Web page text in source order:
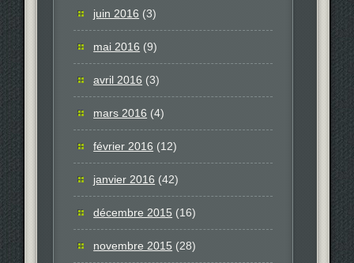
juin 2016 (3)
mai 2016 (9)
avril 2016 (3)
mars 2016 (4)
février 2016 (12)
janvier 2016 (42)
décembre 2015 (16)
novembre 2015 (28)